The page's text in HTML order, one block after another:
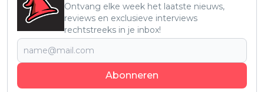
Ontvang elke week het laatste nieuws,
reviews en exclusieve interviews
rechtstreeks in je inbox!
Abonneren